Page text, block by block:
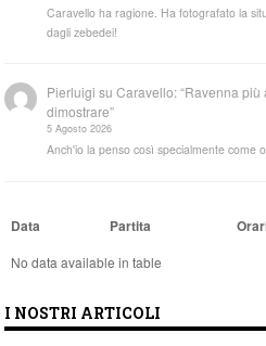
Caravello ha ragione. Ha fotografato la
dagli zebedei!
Pierluigi suCaravello: “Ravenna
dimostrare”
5 Agosto 2026
Anch'io la penso così specialmente come
Data Partita
No data available in table
I NOSTRI ARTICOLI